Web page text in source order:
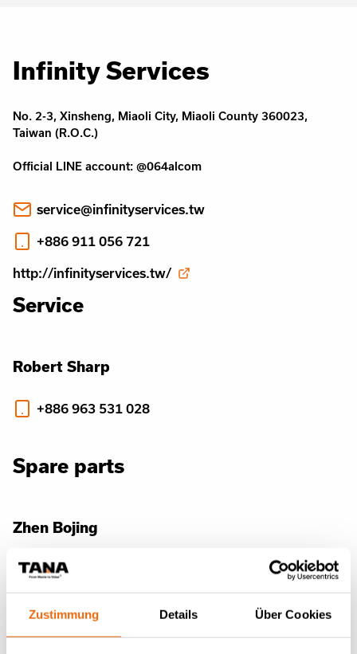
Zustimmung Details Über Cookies
Infinity Services
No. 2-3, Xinsheng, Miaoli City, Miaoli County 360023,
Taiwan (R.O.C.)
Official LINE account: @064alcom
service@infinityservices.tw
+886 911 056 721
http://infinityservices.tw/
Service
Robert Sharp
+886 963 531 028
Spare parts
Zhen Bojing
+886 972 791 568
Verkauf